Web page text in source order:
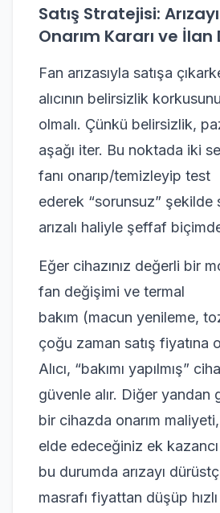
Satış Stratejisi:
Onarım Kararı ve İlan
Fan arızasıyla satışa
alıcının belirsizlik
olmalı. Çünkü belirsizlik,
aşağı iter. Bu noktada iki
fanı onarıp/temizleyip test
ederek “sorunsuz” şekilde
arızalı haliyle şeffaf
Eğer cihazınız değerli bir
fan değişimi ve termal
bakım (macun yenileme,
çoğu zaman satış fiyatına
Alıcı, “bakımı yapılmış”
güvenle alır. Diğer yandan
bir cihazda onarım maliyeti,
elde edeceğiniz ek
bu durumda arızayı
masrafı fiyattan düşüp hızlı